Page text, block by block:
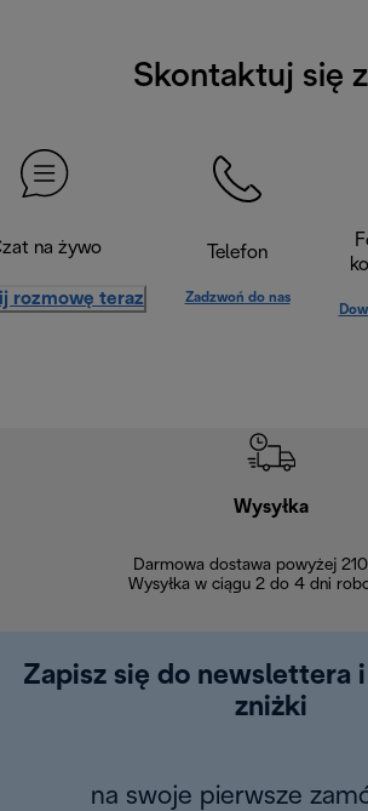
Skontaktuj się
na żywo
rozmowę teraz
Telefon
Zadzwoń do nas
Wysyłka
Darmowa dostawa powyżej
Wysyłka w ciągu 2 do 4 dni
Zapisz się do newslettera
zniżki
na swoje pierwsze